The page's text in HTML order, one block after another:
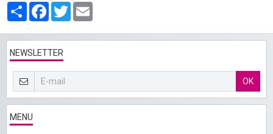
PartagerFacebook
Twitter
NEWSLETTER
OK
MENU